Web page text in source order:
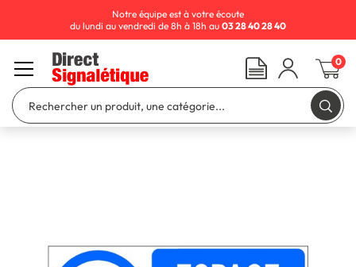
Notre équipe est à votre écoute
du lundi au vendredi de 8h à 18h au 03 28 40 28 40
0